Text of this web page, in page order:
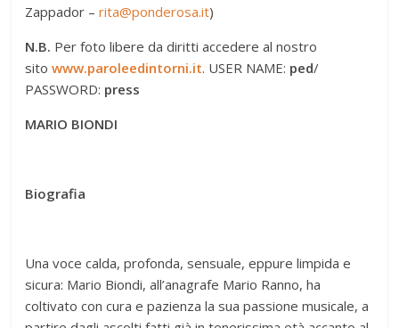
Zappador –rita@ponderosa.it)
N.B. Per foto libere da diritti accedere al nostro
sitowww.paroleedintorni.it. USER NAME: ped/
PASSWORD: press
MARIO BIONDI
Biografia
Una voce calda, profonda, sensuale, eppure limpida e
sicura: Mario Biondi, all’anagrafe Mario Ranno, ha
coltivato con cura e pazienza la sua passione musicale, a